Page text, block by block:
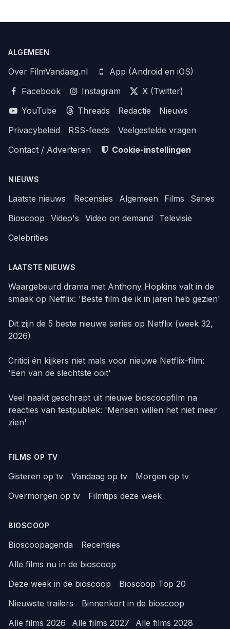
ALGEMEEN
Over FilmVandaag.nl
App (Android en iOS)
Facebook
Instagram
X (Twitter)
YouTube
Threads Redactie
Nieuws
Privacybeleid
RSS-feeds
Veelgestelde vragen
Contact / Adverteren
Cookie-instellingen
NIEUWS
Laatste nieuws Recensies Algemeen Films
Series
Bioscoop
Video's Video on demand
Televisie
Celebrities
LAATSTE NIEUWS
Waargebeurd drama met Anthony Hopkins valt in de
smaak op Netflix: 'Beste film die ik in jaren heb gezien'
Dit zijn de 5 beste nieuwe series op Netflix (week 32,
2026)
Critici én kijkers niet mals voor nieuwe Netflix-film:
'Een van de slechtste ooit'
Veel naakt geschrapt uit nieuwe bioscoopfilm na
reacties van testpubliek: 'Mensen willen het niet meer
zien'
FILMS OP TV
Gisteren op tv Vandaag op tv
Morgen op tv
Overmorgen op tv
Filmtips deze week
BIOSCOOP
Bioscoopagenda
Recensies
Alle films nu in de bioscoop
Deze week in de bioscoop
Bioscoop Top 20
Nieuwste trailers
Binnenkort in de bioscoop
Alle films 2026
Alle films 2027 Alle films 2028